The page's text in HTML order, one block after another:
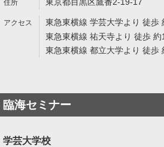
東急東横線 学芸大学より 徒歩
東急東横線 祐天寺より 徒歩 約
東急東横線 都立大学より 徒歩
臨海セミナー
学芸大学校